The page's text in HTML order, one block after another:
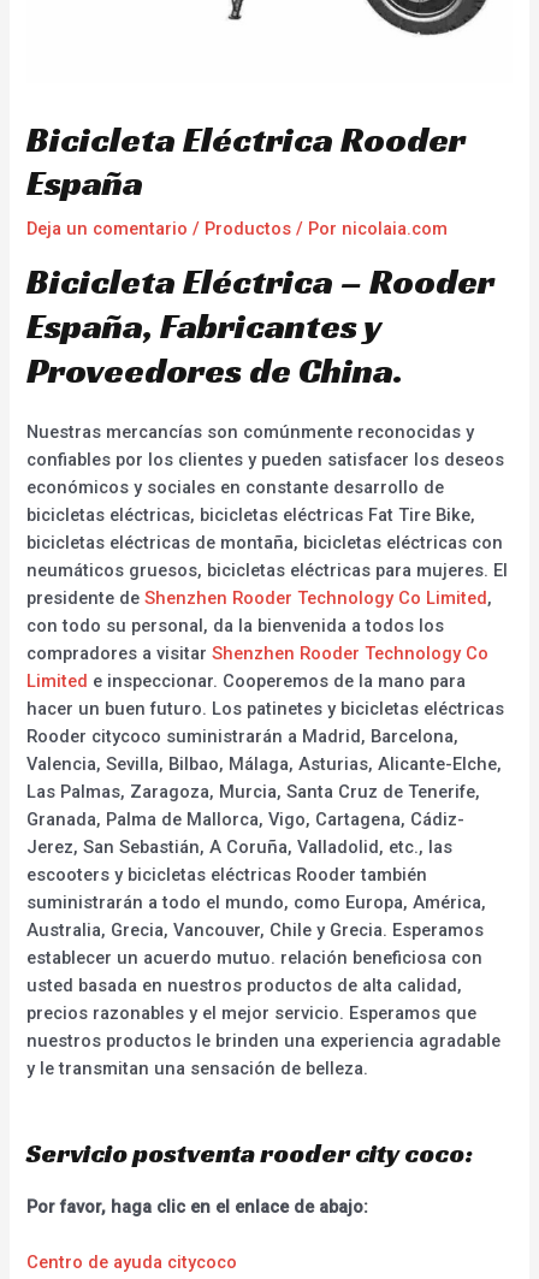
Bicicleta Eléctrica Rooder
España
Deja un comentario / Productos / Por nicolaia.com
Bicicleta Eléctrica – Rooder
España, Fabricantes y
Proveedores de China.
Nuestras mercancías son comúnmente reconocidas y
confiables por los clientes y pueden satisfacer los deseos
económicos y sociales en constante desarrollo de
bicicletas eléctricas, bicicletas eléctricas Fat Tire Bike,
bicicletas eléctricas de montaña, bicicletas eléctricas con
neumáticos gruesos, bicicletas eléctricas para mujeres. El
presidente deShenzhen Rooder Technology Co Limited,
con todo su personal, da la bienvenida a todos los
compradores a visitarShenzhen Rooder Technology Co
Limited e inspeccionar. Cooperemos de la mano para
hacer un buen futuro. Los patinetes y bicicletas eléctricas
Rooder citycoco suministrarán a Madrid, Barcelona,
Valencia, Sevilla, Bilbao, Málaga, Asturias, Alicante-Elche,
Las Palmas, Zaragoza, Murcia, Santa Cruz de Tenerife,
Granada, Palma de Mallorca, Vigo, Cartagena, Cádiz-
Jerez, San Sebastián, A Coruña, Valladolid, etc., las
escooters y bicicletas eléctricas Rooder también
suministrarán a todo el mundo, como Europa, América,
Australia, Grecia, Vancouver, Chile y Grecia. Esperamos
establecer un acuerdo mutuo. relación beneficiosa con
usted basada en nuestros productos de alta calidad,
precios razonables y el mejor servicio. Esperamos que
nuestros productos le brinden una experiencia agradable
y le transmitan una sensación de belleza.
Servicio postventa rooder city coco:
Por favor, haga clic en el enlace de abajo:
Centro de ayuda citycoco